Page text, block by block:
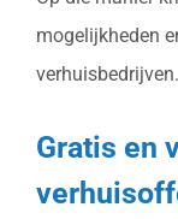
mogelijkheden
verhuisbedrijven.
Gratis en